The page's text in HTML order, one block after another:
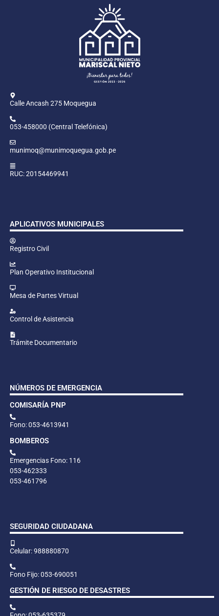
Calle Ancash 275 Moquegua
053-458000 (Central Telefónica)
munimoq@munimoquegua.gob.pe
RUC: 20154469941
APLICATIVOS MUNICIPALES
Registro Civil
Plan Operativo Institucional
Mesa de Partes Virtual
Control de Asistencia
Trámite Documentario
NÚMEROS DE EMERGENCIA
COMISARÍA PNP
Fono: 053-4613941
BOMBEROS
Emergencias Fono: 116
053-462333
053-461796
SEGURIDAD CIUDADANA
Celular: 988880870
Fono Fijo: 053-690051
GESTIÓN DE RIESGO DE DESASTRES